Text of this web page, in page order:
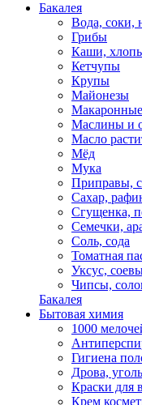
Бакалея
Вода, соки,
Грибы
Каши,
Кетчупы
Крупы
Майонезы
Маслины и
Масло
Мёд
Мука
Приправы,
Сахар,
Сгущенка,
Семечки,
Соль, сода
Томатная
Уксус,
Чипсы,
Бакалея
Бытовая химия
1000
Гигиена
Дрова,
Краски для
Крем